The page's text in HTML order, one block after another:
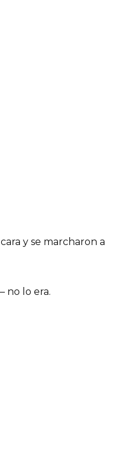
y se marcharon a
no lo era.